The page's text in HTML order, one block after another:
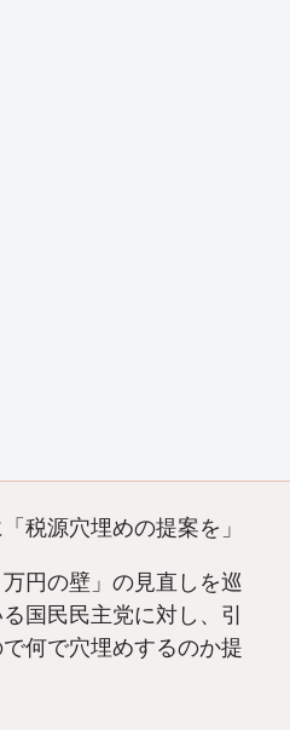
税源穴埋めの提案を」
円の壁」の見直しを巡
国民民主党に対し、引
何で穴埋めするのか提